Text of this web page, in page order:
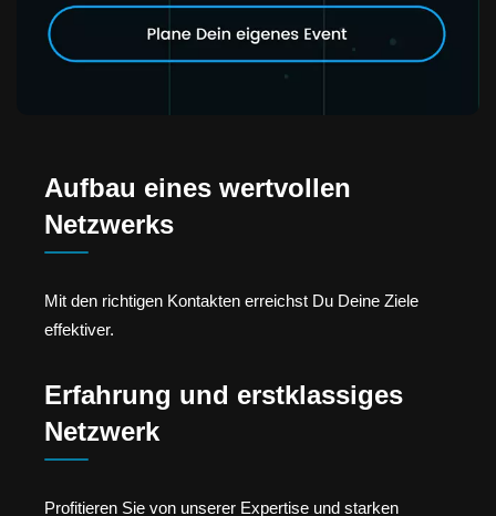
Aufbau eines wertvollen
Netzwerks
Mit den richtigen Kontakten erreichst Du Deine Ziele
effektiver.
Erfahrung und erstklassiges
Netzwerk
Profitieren Sie von unserer Expertise und starken